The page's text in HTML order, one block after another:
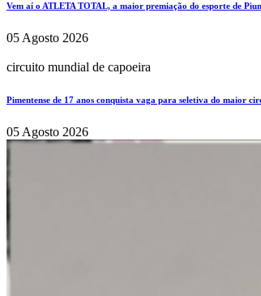
Vem aí o ATLETA TOTAL, a maior premiação do esporte de
05 Agosto 2026
circuito mundial de capoeira
Pimentense de 17 anos conquista vaga para seletiva do maior
05 Agosto 2026